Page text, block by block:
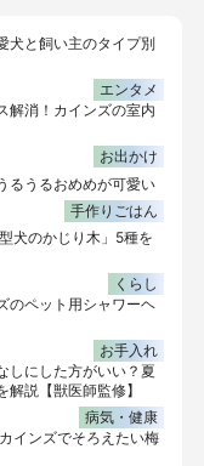
犬と飼い主のタイプ別
エンタメ
解消！カインズの室内
お出かけ
るうるおめめが可愛い
手作りごはん
犬のかじり木」5種を
くらし
のペット用シャワーヘ
お手入れ
しにした方がいい？夏
説【獣医師監修】
病気・健康
インズでそろえたい梅